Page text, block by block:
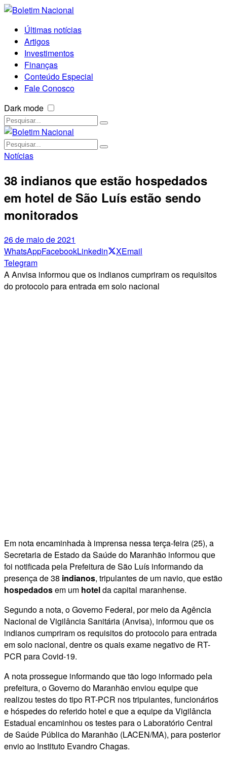
Últimas notícias
Artigos
Investimentos
Finanças
Conteúdo Especial
Fale Conosco
Dark mode
Notícias
38 indianos que estão hospedados
em hotel de São Luís estão sendo
monitorados
26 de maio de 2021
WhatsAppFacebookLinkedin XEmail
Telegram
A Anvisa informou que os indianos cumpriram os requisitos
do protocolo para entrada em solo nacional
Em nota encaminhada à imprensa nessa terça-feira (25), a
Secretaria de Estado da Saúde do Maranhão informou que
foi notificada pela Prefeitura de São Luís informando da
presença de 38 indianos, tripulantes de um navio, que estão
hospedadosem um hotelda capital maranhense.
Segundo a nota, o Governo Federal, por meio da Agência
Nacional de Vigilância Sanitária (Anvisa), informou que os
indianos cumpriram os requisitos do protocolo para entrada
em solo nacional, dentre os quais exame negativo de RT-
PCR para Covid-19.
A nota prossegue informando que tão logo informado pela
prefeitura, o Governo do Maranhão enviou equipe que
realizou testes do tipo RT-PCR nos tripulantes, funcionários
e hóspedes do referido hotel e que a equipe da Vigilância
Estadual encaminhou os testes para o Laboratório Central
de Saúde Pública do Maranhão (LACEN/MA), para posterior
envio ao Instituto Evandro Chagas.